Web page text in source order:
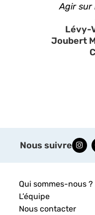
Agir sur
Lévy-
Joubert
Nous suivre
Qui sommes-nous ?
L’équipe
Nous contacter